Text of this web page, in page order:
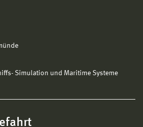
Simulation und Maritime Systeme